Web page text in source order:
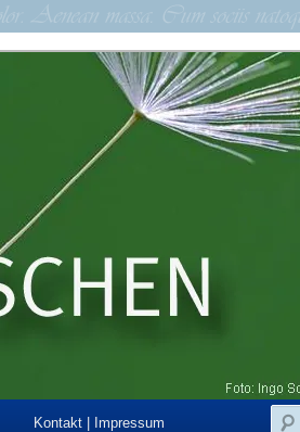
Kontakt | Impressum